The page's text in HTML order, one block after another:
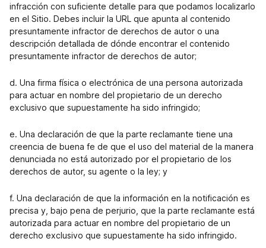
infracción con suficiente detalle para que podamos localizarlo
en el Sitio. Debes incluir la URL que apunta al contenido
presuntamente infractor de derechos de autor o una
descripción detallada de dónde encontrar el contenido
presuntamente infractor de derechos de autor;
d. Una firma física o electrónica de una persona autorizada
para actuar en nombre del propietario de un derecho
exclusivo que supuestamente ha sido infringido;
e. Una declaración de que la parte reclamante tiene una
creencia de buena fe de que el uso del material de la manera
denunciada no está autorizado por el propietario de los
derechos de autor, su agente o la ley; y
f. Una declaración de que la información en la notificación es
precisa y, bajo pena de perjurio, que la parte reclamante está
autorizada para actuar en nombre del propietario de un
derecho exclusivo que supuestamente ha sido infringido.